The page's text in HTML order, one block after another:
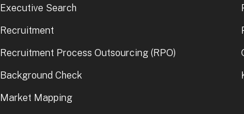
Executive Search
Recruitment
Recruitment Process Outsourcing (RPO)
Background Check
Market Mapping